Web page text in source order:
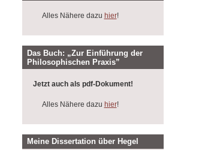
Alles Nähere dazu hier!
Das Buch: „Zur Einführung der
Philosophischen Praxis”
Jetzt auch als pdf-Dokument!
Alles Nähere dazu hier!
Meine Dissertation über Hegel